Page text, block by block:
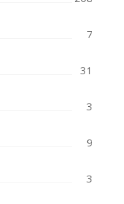
7
31
3
9
3